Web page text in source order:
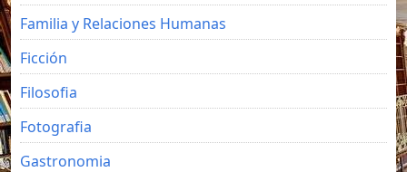
Familia y Relaciones Humanas
Ficción
Filosofia
Fotografia
Gastronomia